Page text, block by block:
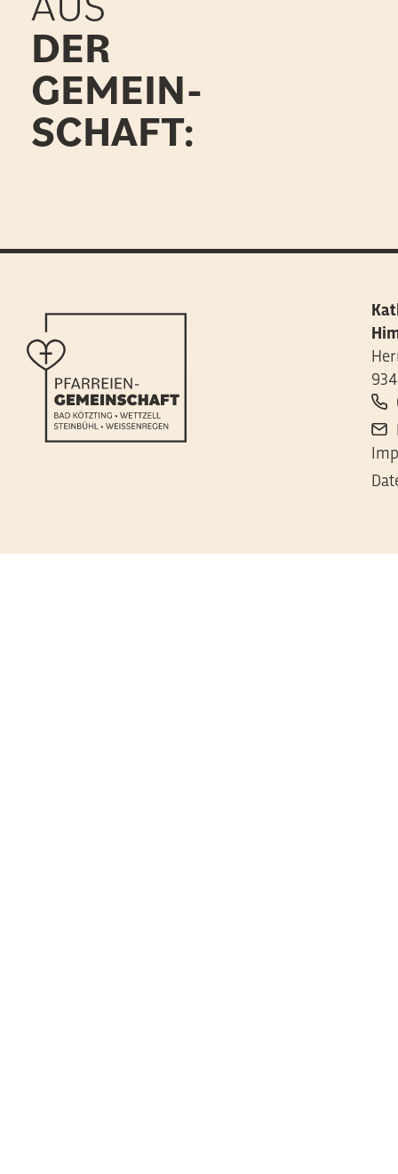
DER
GEMEIN-
SCHAFT: